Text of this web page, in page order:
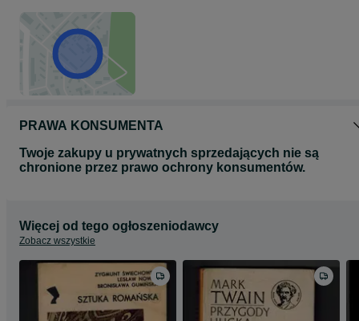
PRAWA KONSUMENTA
Twoje zakupy u prywatnych sprzedających nie są
chronione przez prawo ochrony konsumentów.
Więcej od tego ogłoszeniodawcy
Zobacz wszystkie